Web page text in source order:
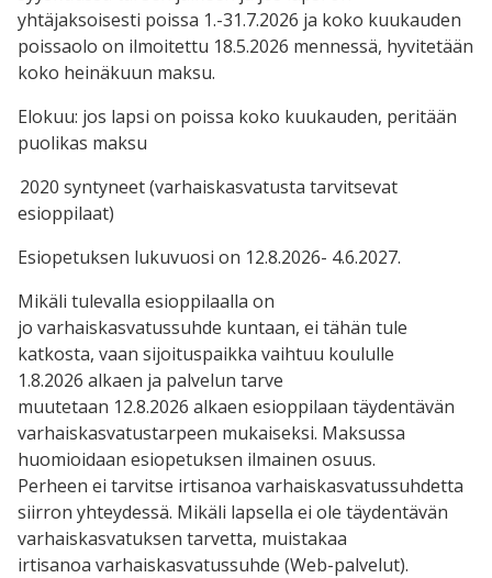
yhtäjaksoisesti poissa 1.-31.7.2026 ja koko kuukauden
poissaolo on ilmoitettu 18.5.2026 mennessä, hyvitetään
koko heinäkuun maksu.
Elokuu: jos lapsi on poissa koko kuukauden, peritään
puolikas maksu
2020 syntyneet (varhaiskasvatusta tarvitsevat
esioppilaat)
Esiopetuksen lukuvuosi on 12.8.2026- 4.6.2027.
Mikäli tulevalla esioppilaalla on
jo varhaiskasvatussuhde kuntaan, ei tähän tule
katkosta, vaan sijoituspaikka vaihtuu koululle
1.8.2026 alkaen ja palvelun tarve
muutetaan 12.8.2026 alkaen esioppilaan täydentävän
varhaiskasvatustarpeen mukaiseksi. Maksussa
huomioidaan esiopetuksen ilmainen osuus.
Perheen ei tarvitse irtisanoa varhaiskasvatussuhdetta
siirron yhteydessä. Mikäli lapsella ei ole täydentävän
varhaiskasvatuksen tarvetta, muistakaa
irtisanoa varhaiskasvatussuhde (Web-palvelut).